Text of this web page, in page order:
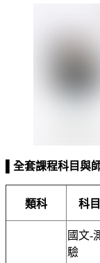
全套課程科目與
類科 科目
國文-
驗